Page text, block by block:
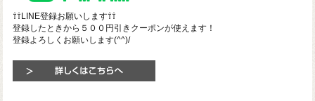
⇧⇧LINE登録お願いします⇧⇧
登録したときから５００円引きクーポンが使えます！
登録よろしくお願いします(^^)/